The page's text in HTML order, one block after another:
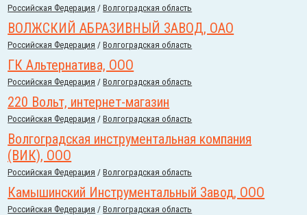
Российcкая Федерация /Волгоградская область
ВОЛЖСКИЙ АБРАЗИВНЫЙ ЗАВОД, ОАО
Российcкая Федерация /Волгоградская область
ГК Альтернатива, ООО
Российcкая Федерация /Волгоградская область
220 Вольт, интернет-магазин
Российcкая Федерация /Волгоградская область
Волгоградская инструментальная компания
(ВИК), ООО
Российcкая Федерация /Волгоградская область
Камышинский Инструментальный Завод, ООО
Российcкая Федерация /Волгоградская область